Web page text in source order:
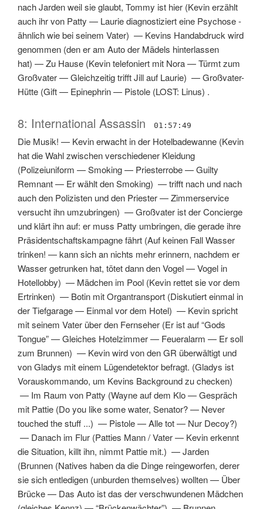
nach Jarden weil sie glaubt, Tommy ist hier (Kevin erzählt
auch ihr von Patty — Laurie diagnostiziert eine Psychose -
ähnlich wie bei seinem Vater) — Kevins Handabdruck wird
genommen (den er am Auto der Mädels hinterlassen
hat) —Zu Hause (Kevin telefoniert mit Nora—Türmt zum
Großvater—Gleichzeitig trifft Jill auf Laurie) —Großvater-
Hütte (Gift— Epinephrin— Pistole (LOST: Linus) .
8: International Assassin 01:57:49
Die Musik! — Kevin erwacht in der Hotelbadewanne (Kevin
hat die Wahl zwischen verschiedener Kleidung
(Polizeiuniform —Smoking— Priesterrobe—Guilty
Remnant— Er wählt den Smoking) —trifft nach und nach
auch den Polizisten und den Priester—Zimmerservice
versucht ihn umzubringen) —Großvater ist der Concierge
und klärt ihn auf: er muss Patty umbringen, die gerade ihre
Präsidentschaftskampagne fährt (Auf keinen Fall Wasser
trinken! —kann sich an nichts mehr erinnern, nachdem er
Wasser getrunken hat, tötet dann den Vogel—Vogel in
Hotellobby) — Mädchen im Pool (Kevin rettet sie vor dem
Ertrinken) — Botin mit Organtransport (Diskutiert einmal in
der Tiefgarage— Einmal vor dem Hotel) — Kevin spricht
mit seinem Vater über den Fernseher (Er ist auf “Gods
Tongue”—Gleiches Hotelzimmer— Feueralarm — Er soll
zum Brunnen) — Kevin wird von den GR überwältigt und
von Gladys mit einem Lügendetektor befragt. (Gladys ist
Vorauskommando, um Kevins Background zu checken)
— Im Raum von Patty (Wayne auf dem Klo—Gespräch
mit Pattie (Do you like some water, Senator?— Never
touched the stuff ...) — Pistole—Alle tot— Nur Decoy?)
— Danach im Flur (Patties Mann / Vater— Kevin erkennt
die Situation, killt ihn, nimmt Pattie mit.) —Jarden
(Brunnen (Natives haben da die Dinge reingeworfen, derer
sie sich entledigen (unburden themselves) wollten— Über
Brücke— Das Auto ist das der verschwundenen Mädchen